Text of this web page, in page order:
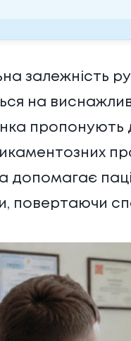
залежність
на
пропонують
повертаючи